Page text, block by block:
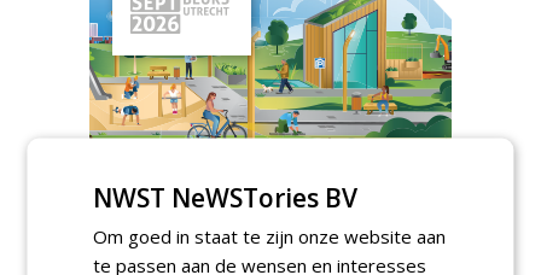
TENDERS
Gemeente Hoeksche Waard gunt
NWST NeWSTories BV
Om goed in staat te zijn onze website aan
te passen aan de wensen en interesses